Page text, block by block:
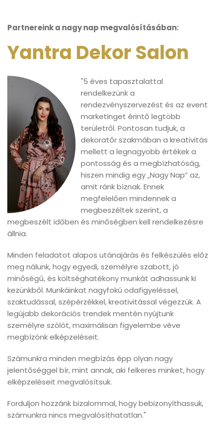
Partnereink a nagy nap megvalósításában:
Yantra Dekor Salon
"5 éves tapasztalattal
rendelkezünk a
rendezvényszervezést és az event
marketinget érintő legtöbb
területről. Pontosan tudjuk, a
dekoratőr szakmában a kreativitás
mellett a legnagyobb értékek a
pontosság és a megbízhatóság,
hiszen mindig egy „Nagy Nap” az,
amit ránk bíznak. Ennek
megfelelően mindennek a
megbeszéltek szerint, a
megbeszélt időben és minőségben kell rendelkezésre
állnia.
Minden feladatot alapos utánajárás és felkészülés előz
meg nálunk, hogy egyedi, személyre szabott, jó
minőségű, és költséghatékony munkát adhassunk ki
kezünkből. Munkáinkat nagyfokú odafigyeléssel,
szaktudással, szépérzékkel, kreativitással végezzük. A
legújabb dekorációs trendek mentén nyújtunk
személyre szólót, maximálisan figyelembe véve
megbízónk elképzeléseit.
Számunkra minden megbízás épp olyan nagy
jelentőséggel bír, mint annak, aki felkeres minket, hogy
elképzeléseit megvalósítsuk.
Forduljon hozzánk bizalommal, hogy bebizonyíthassuk,
számunkra nincs megvalósíthatatlan."